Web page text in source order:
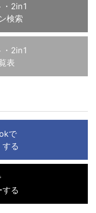
・2in1
検索
・2in1
表
で
する
する